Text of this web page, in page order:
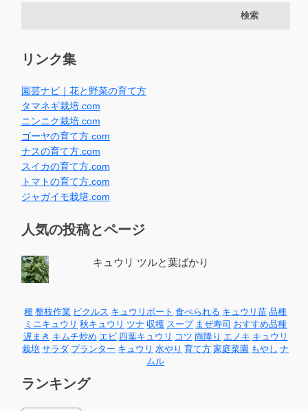
リンク集
園芸ナビ｜花と野菜の育て方
タマネギ栽培.com
ニンニク栽培.com
ゴーヤの育て方.com
ナスの育て方.com
スイカの育て方.com
トマトの育て方.com
ジャガイモ栽培.com
人気の投稿とページ
キュウリ ツルと葉ばかり
種 整枝作業 ピクルス キュウリボート 食べられる キュウリ苗 品種
ミニキュウリ 秋キュウリ ツナ 収穫 スープ まぜ寿司 おすすめ品種
遅まき キムチ炒め エビ 四葉キュウリ コツ 雨降り エノキ キュウリ
栽培 サラダ プランター キュウリ 水やり 育て方 家庭菜園 もやし ナ
ムル
ランキング